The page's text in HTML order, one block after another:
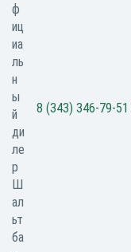
8 (343) 346-79-51